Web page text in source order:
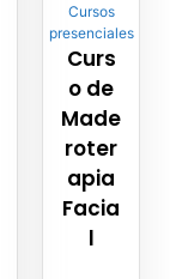
Cursos
presenciales
Curs
o de
Made
roter
apia
Facia
l